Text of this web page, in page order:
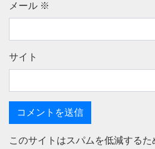
メール ※
サイト
このサイトはスパムを低減するた